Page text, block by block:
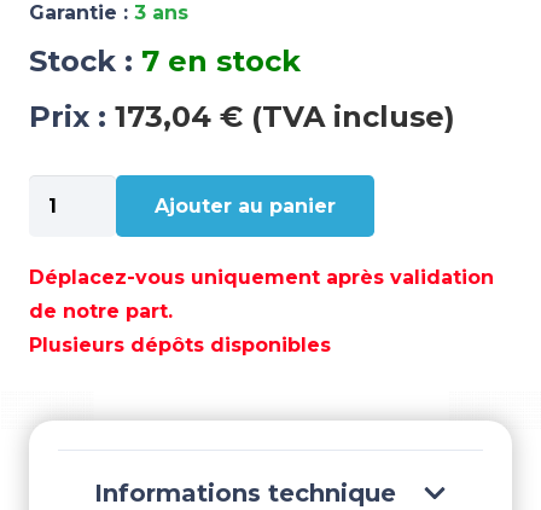
Garantie : 3 ans
Stock : 7 en stock
Prix : 173,04 € (TVA incluse)
de
DE
MARCHE
ARRIÈRE
45570-
Ajouter au panier
Déplacez-vous uniquement après validation
de notre part.
Plusieurs dépôts disponibles
Informations technique